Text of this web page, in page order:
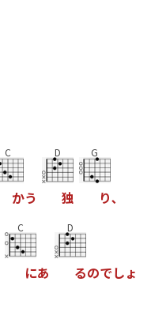
C
かう
D
独
G
り､
C
にあ
D
るのでしょ